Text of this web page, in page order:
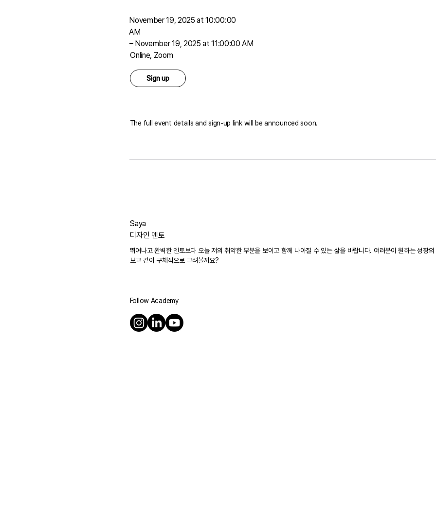
November 19, 2025 at 10:00:00
AM
– November 19, 2025 at 11:00:00 AM
Online, Zoom
Sign up
The full event details and sign-up link will be announced soon.
Saya
디자인 멘토
뛰어나고 완벽한 멘토보다 오늘 저의 취약한 부분을 보이고 함께 나아질 수 있는 삶을 바랍니다. 여러분이 원하는 성장
보고 같이 구체적으로 그려볼까요?
Follow Academy